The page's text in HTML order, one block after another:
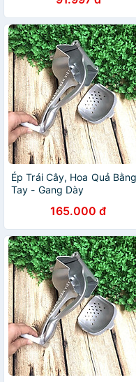
Chuyên Dụng - Giao Hàng
Toàn Quốc
Ép Trái Cây, Hoa Quả Bằng
Tay - Gang Dày
165.000 đ